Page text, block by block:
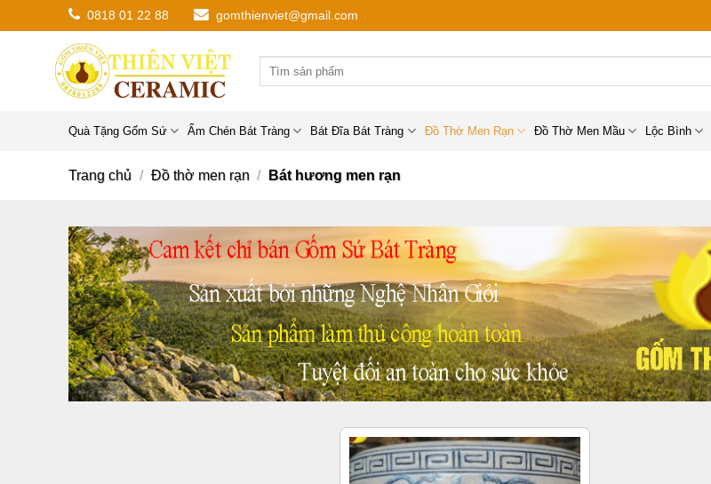
đến
0818 01 22 88 gomthienviet@gmail.com
Quà Tặng Gốm Sứ Ấm Chén Bát Tràng Bát Đĩa Bát Tràng Đồ Thờ Men Rạn Đồ Thờ Men Mầu Lộc Bình
Trang chủ / Đồ thờ men rạn / Bát hương men rạn